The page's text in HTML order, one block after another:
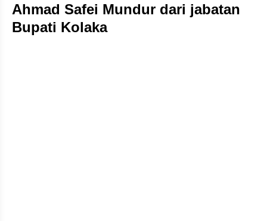
Ahmad Safei Mundur dari jabatan
Bupati Kolaka